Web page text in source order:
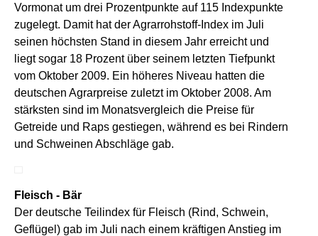
Vormonat um drei Prozentpunkte auf 115 Indexpunkte
zugelegt. Damit hat der Agrarrohstoff-Index im Juli
seinen höchsten Stand in diesem Jahr erreicht und
liegt sogar 18 Prozent über seinem letzten Tiefpunkt
vom Oktober 2009. Ein höheres Niveau hatten die
deutschen Agrarpreise zuletzt im Oktober 2008. Am
stärksten sind im Monatsvergleich die Preise für
Getreide und Raps gestiegen, während es bei Rindern
und Schweinen Abschläge gab.
Fleisch - Bär
Der deutsche Teilindex für Fleisch (Rind, Schwein,
Geflügel) gab im Juli nach einem kräftigen Anstieg im